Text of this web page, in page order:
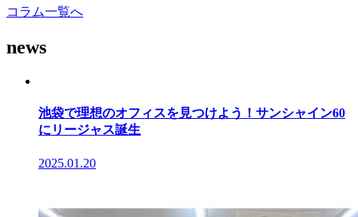
コラム一覧へ
news
池袋で理想のオフィスを見つけよう！サンシャイン60
にリージャス誕生
2025.01.20